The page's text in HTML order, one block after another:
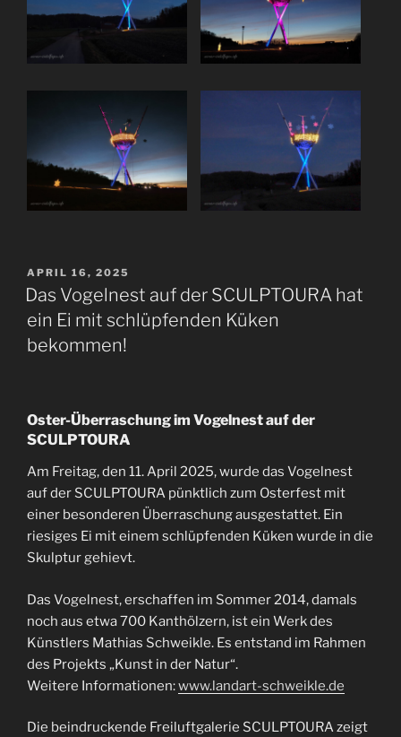
VERÖFFENTLICHT
AM
APRIL 16, 2025
Das Vogelnest auf der SCULPTOURA hat
ein Ei mit schlüpfenden Küken
bekommen!
Oster-Überraschung im Vogelnest auf der
SCULPTOURA
Am Freitag, den 11. April 2025, wurde das Vogelnest
auf der SCULPTOURA pünktlich zum Osterfest mit
einer besonderen Überraschung ausgestattet. Ein
riesiges Ei mit einem schlüpfenden Küken wurde in die
Skulptur gehievt.
Das Vogelnest, erschaffen im Sommer 2014, damals
noch aus etwa 700 Kanthölzern, ist ein Werk des
Künstlers Mathias Schweikle. Es entstand im Rahmen
des Projekts „Kunst in der Natur“.
Weitere Informationen:www.landart-schweikle.de
Die beindruckende Freiluftgalerie SCULPTOURA zeigt